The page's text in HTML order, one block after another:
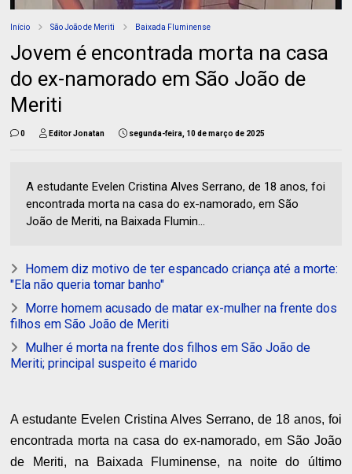
Início São João de Meriti Baixada Fluminense
Jovem é encontrada morta na casa
do ex-namorado em São João de
Meriti
0 Editor Jonatan segunda-feira, 10 de março de 2025
A estudante Evelen Cristina Alves Serrano, de 18 anos, foi
encontrada morta na casa do ex-namorado, em São
João de Meriti, na Baixada Flumin...
Homem diz motivo de ter espancado criança até a morte:
"Ela não queria tomar banho"
Morre homem acusado de matar ex-mulher na frente dos
filhos em São João de Meriti
Mulher é morta na frente dos filhos em São João de
Meriti; principal suspeito é marido
A estudante Evelen Cristina Alves Serrano, de 18 anos, foi
encontrada morta na casa do ex-namorado, em São João
de Meriti, na Baixada Fluminense, na noite do último